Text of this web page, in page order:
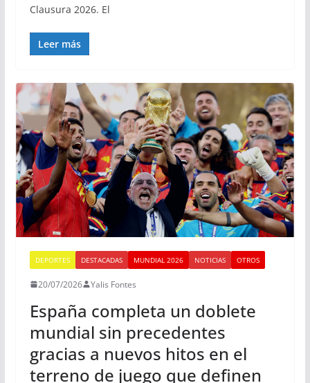
Clausura 2026. El
Leer más
DEPORTES DESTACADAS MUNDIAL 2026 NOTICIAS OTROS
20/07/2026 Yalis Fontes
España completa un doblete
mundial sin precedentes
gracias a nuevos hitos en el
terreno de juego que definen